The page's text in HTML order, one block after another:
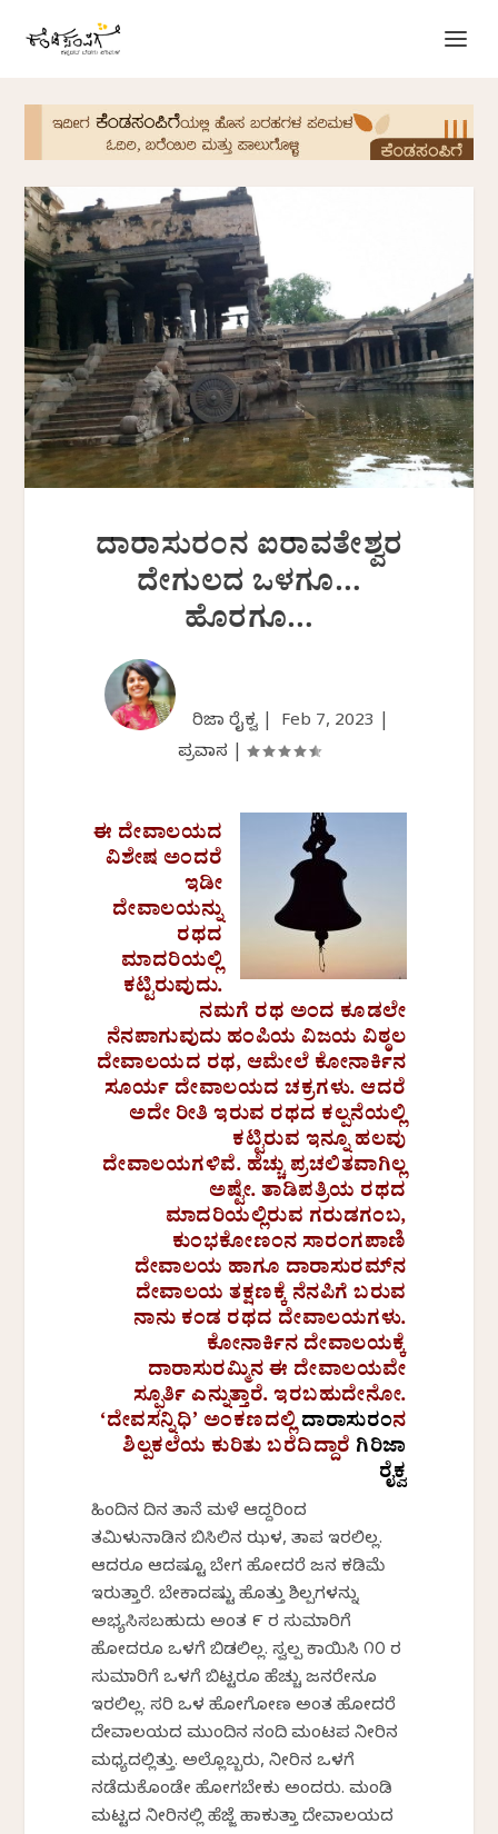
ದಾರಾಸುರಂನ ಐರಾವತೇಶ್ವರ
ದೇಗುಲದ ಒಳಗೂ…
ಹೊರಗೂ…
ಗಿರಿಜಾ ರೈಕ್ವ | Feb 7, 2023
ಪ್ರವಾಸ
ಈ ದೇವಾಲಯದ
ವಿಶೇಷ ಅಂದರೆ
ಇಡೀ
ದೇವಾಲಯನ್ನು
ರಥದ
ಮಾದರಿಯಲ್ಲಿ
ಕಟ್ಟಿರುವುದು.
ನಮಗೆ ರಥ ಅಂದ ಕೂಡಲೇ
ನೆನಪಾಗುವುದು ಹಂಪಿಯ ವಿಜಯ ವಿಠ್ಠಲ
ದೇವಾಲಯದ ರಥ, ಆಮೇಲೆ ಕೋನಾರ್ಕಿನ
ಸೂರ್ಯ ದೇವಾಲಯದ ಚಕ್ರಗಳು. ಆದರೆ
ಅದೇ ರೀತಿ ಇರುವ ರಥದ ಕಲ್ಪನೆಯಲ್ಲಿ
ಕಟ್ಟಿರುವ ಇನ್ನೂ ಹಲವು
ದೇವಾಲಯಗಳಿವೆ. ಹೆಚ್ಚು ಪ್ರಚಲಿತವಾಗಿಲ್ಲ
ಅಷ್ಟೇ. ತಾಡಿಪತ್ರಿಯ ರಥದ
ಮಾದರಿಯಲ್ಲಿರುವ ಗರುಡಗಂಬ,
ಕುಂಭಕೋಣಂನ ಸಾರಂಗಪಾಣಿ
ದೇವಾಲಯ ಹಾಗೂ ದಾರಾಸುರಮ್‌ನ
ದೇವಾಲಯ ತಕ್ಷಣಕ್ಕೆ ನೆನಪಿಗೆ ಬರುವ
ನಾನು ಕಂಡ ರಥದ ದೇವಾಲಯಗಳು.
ಕೋನಾರ್ಕಿನ ದೇವಾಲಯಕ್ಕೆ
ದಾರಾಸುರಮ್ಮಿನ ಈ ದೇವಾಲಯವೇ
ಸ್ಫೂರ್ತಿ ಎನ್ನುತ್ತಾರೆ. ಇರಬಹುದೇನೋ.
‘ದೇವಸನ್ನಿಧಿ’ ಅಂಕಣದಲ್ಲಿದಾರಾಸುರಂನ
ಶಿಲ್ಪಕಲೆಯ ಕುರಿತು ಬರೆದಿದ್ದಾರೆ ಗಿರಿಜಾ
ರೈಕ್ವ
ಹಿಂದಿನ ದಿನ ತಾನೆ ಮಳೆ ಆಗಿದ್ದರಿಂದ
ತಮಿಳುನಾಡಿನ ಬಿಸಿಲಿನ ಝಳ, ತಾಪ ಇರಲಿಲ್ಲ.
ಆದರೂ ಆದಷ್ಟೂ ಬೇಗ ಹೋದರೆ ಜನ ಕಡಿಮೆ
ಇರುತ್ತಾರೆ. ಬೇಕಾದಷ್ಟು ಹೊತ್ತು ಶಿಲ್ಪಗಳನ್ನು
ಅಭ್ಯಸಿಸಬಹುದು ಅಂತ ೯ ರ ಸುಮಾರಿಗೆ
ಹೋದರೂ ಒಳಗೆ ಬಿಡಲಿಲ್ಲ. ಸ್ವಲ್ಪ ಕಾಯಿಸಿ ೧೦ ರ
ಸುಮಾರಿಗೆ ಒಳಗೆ ಬಿಟ್ಟರೂ ಹೆಚ್ಚು ಜನರೇನೂ
ಇರಲಿಲ್ಲ. ಸರಿ ಒಳ ಹೋಗೋಣ ಅಂತ ಹೋದರೆ
ದೇವಾಲಯದ ಮುಂದಿನ ನಂದಿ ಮಂಟಪ ನೀರಿನ
ಮಧ್ಯದಲ್ಲಿತ್ತು. ಅಲ್ಲೊಬ್ಬರು, ನೀರಿನ ಒಳಗೆ
ನಡೆದುಕೊಂಡೇ ಹೋಗಬೇಕು ಅಂದರು. ಮಂಡಿ
ಮಟ್ಟದ ನೀರಿನಲ್ಲಿ ಹೆಜ್ಜೆ ಹಾಕುತ್ತಾ ದೇವಾಲಯದ